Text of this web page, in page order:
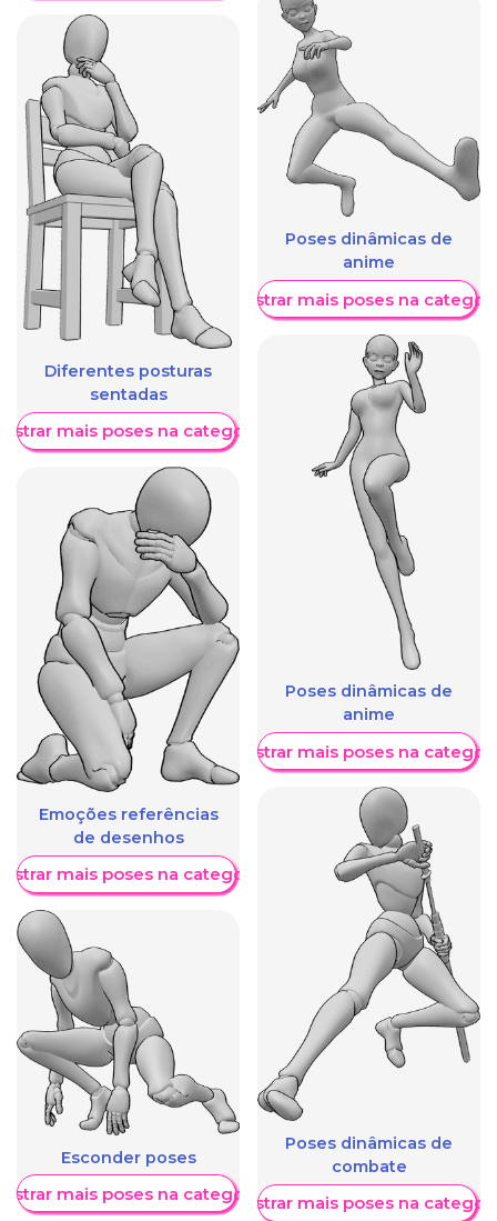
Diferentes posturas
sentadas
mais poses na categoria
Emoções referências
de desenhos
mais poses na categoria
Esconder poses
mais poses na categoria
Poses dinâmicas de
anime
Mostrar mais poses na
Poses dinâmicas de
anime
Mostrar mais poses na
Poses dinâmicas de
combate
Mostrar mais poses na